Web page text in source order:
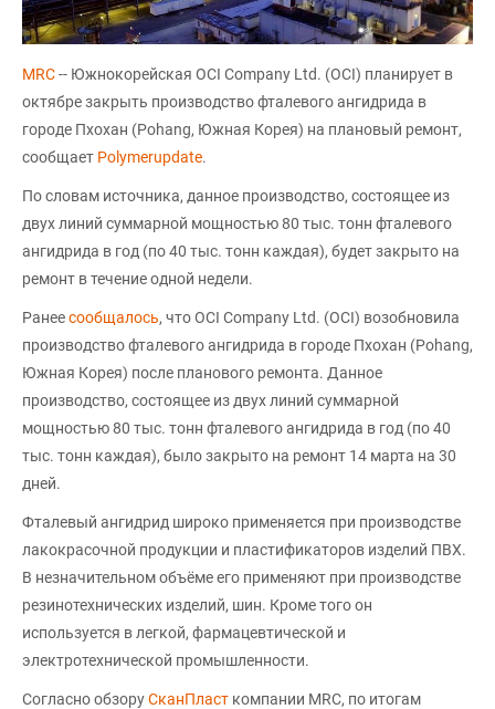
MRC-- Южнокорейская OCI Company Ltd. (OCI) планирует в
октябре закрыть производство фталевого ангидрида в
городе Пхохан (Pohang, Южная Корея) на плановый ремонт,
сообщает Polymerupdate.
По словам источника, данное производство, состоящее из
двух линий суммарной мощностью 80 тыс. тонн фталевого
ангидрида в год (по 40 тыс. тонн каждая), будет закрыто на
ремонт в течение одной недели.
Ранеесообщалось, что OCI Company Ltd. (OCI) возобновила
производство фталевого ангидрида в городе Пхохан (Pohang,
Южная Корея) после планового ремонта. Данное
производство, состоящее из двух линий суммарной
мощностью 80 тыс. тонн фталевого ангидрида в год (по 40
тыс. тонн каждая), было закрыто на ремонт 14 марта на 30
дней.
Фталевый ангидрид широко применяется при производстве
лакокрасочной продукции и пластификаторов изделий ПВХ.
В незначительном объёме его применяют при производстве
резинотехнических изделий, шин. Кроме того он
используется в легкой, фармацевтической и
электротехнической промышленности.
Согласно обзоруСканПласт компании MRC, по итогам